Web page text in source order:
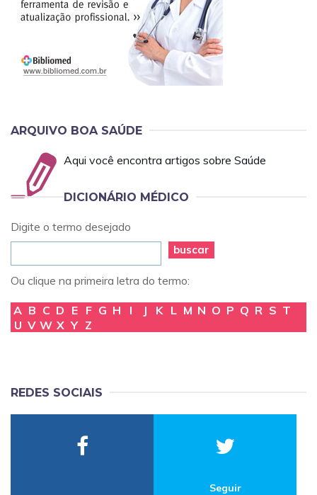
ARQUIVO BOA SAÚDE
Aqui você encontra artigos sobre Saúde
DICIONÁRIO MÉDICO
Digite o termo desejado
buscar
Ou clique na primeira letra do termo:
A B C D E F G H I J K L M N O P Q R S T
U V W X Y Z
REDES SOCIAIS
Seguir